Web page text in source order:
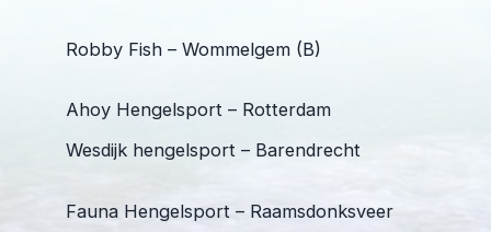
Robby Fish – Wommelgem (B)
Ahoy Hengelsport – Rotterdam
Wesdijk hengelsport – Barendrecht
Fauna Hengelsport – Raamsdonksveer